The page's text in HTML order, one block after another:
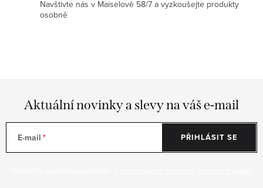
Navštivte nás v Maiselově 58/7 a vyzkoušejte produkty
osobně
Aktuální novinky a slevy na váš e-mail
E-mail PŘIHLÁSIT SE